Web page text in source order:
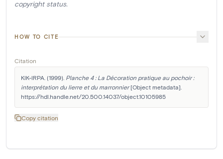
copyright status.
HOW TO CITE
Citation
KIK-IRPA. (1999). Planche 4 : La Décoration pratique au pochoir :
interprétation du lierre et du marronnier [Object metadata].
https://hdl.handle.net/20.500.14037/object.10105985
Copy citation